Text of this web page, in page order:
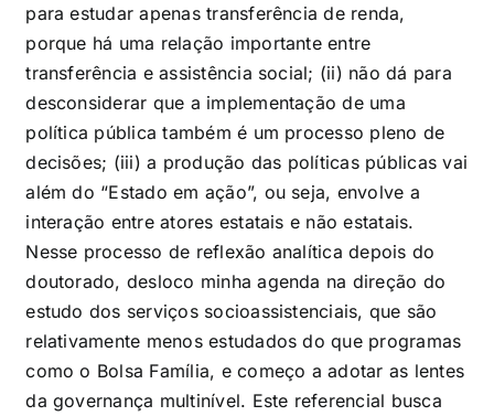
para estudar apenas transferência de renda,
porque há uma relação importante entre
transferência e assistência social; (ii) não dá para
desconsiderar que a implementação de uma
política pública também é um processo pleno de
decisões; (iii) a produção das políticas públicas vai
além do “Estado em ação”, ou seja, envolve a
interação entre atores estatais e não estatais.
Nesse processo de reflexão analítica depois do
doutorado, desloco minha agenda na direção do
estudo dos serviços socioassistenciais, que são
relativamente menos estudados do que programas
como o Bolsa Família, e começo a adotar as lentes
da governança multinível. Este referencial busca